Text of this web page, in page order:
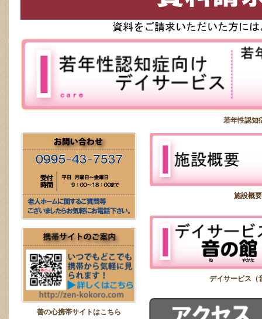
若年性認知
善の心携帯サイトはこちら
施設概要
デイサービス（